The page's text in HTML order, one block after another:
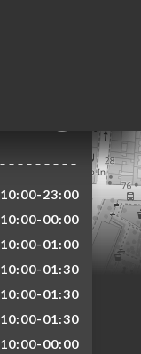
10:00-23:00
10:00-00:00
10:00-01:00
10:00-01:30
10:00-01:30
10:00-01:30
10:00-00:00